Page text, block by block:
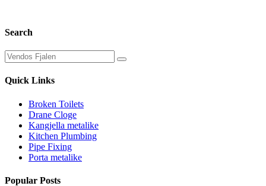
Search
Quick Links
Broken Toilets
Drane Cloge
Kangjella metalike
Kitchen Plumbing
Pipe Fixing
Porta metalike
Popular Posts